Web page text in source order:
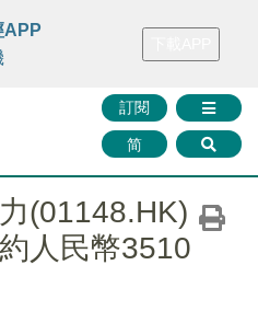
FINMETA 財華證券 媒體矩陣
訂閱
简
APP
(01148.HK)
人民幣3510